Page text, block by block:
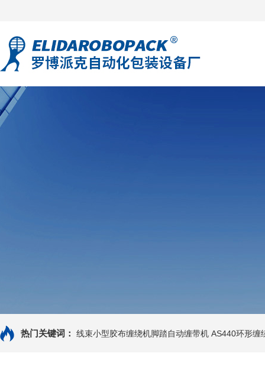
热门关键词： 线束小型胶布缠绕机脚踏自动缠带机 AS440环形缠